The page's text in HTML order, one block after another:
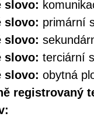
slovo:
slovo: primární
slovo:
slovo: terciární
slovo: obytná
registrovaný